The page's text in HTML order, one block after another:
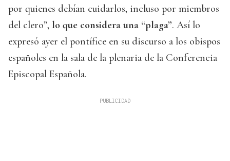
por quienes debían cuidarlos, incluso por miembros
del clero”, lo que considera una “plaga”. Así lo
expresó ayer el pontífice en su discurso a los obispos
españoles en la sala de la plenaria de la Conferencia
Episcopal Española.